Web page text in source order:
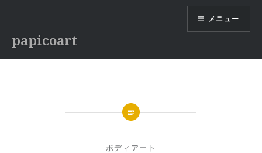
papicoart
メニュー
ボディアート